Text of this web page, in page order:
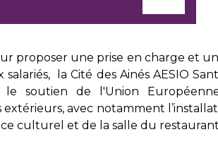
proposer une prise en charge et
la Cité des Ainés AESIO
soutien de l'Union
extérieurs, avec notamment
culturel et de la salle du